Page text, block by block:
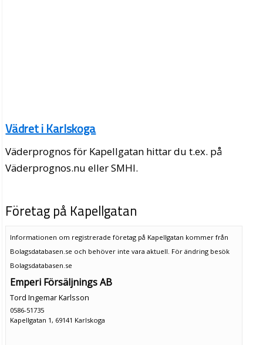
Vädret i Karlskoga
Väderprognos för Kapellgatan hittar du t.ex. på
Väderprognos.nu eller SMHI.
Företag på Kapellgatan
Informationen om registrerade företag på Kapellgatan kommer från
Bolagsdatabasen.se och behöver inte vara aktuell. För ändring besök
Bolagsdatabasen.se
Emperi Försäljnings AB
Tord Ingemar Karlsson
0586-51735
Kapellgatan 1, 69141 Karlskoga